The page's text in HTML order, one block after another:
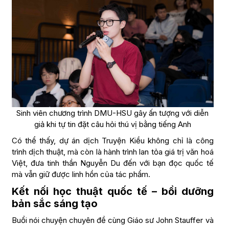
Sinh viên chương trình DMU-HSU gây ấn tượng với diễn
giả khi tự tin đặt câu hỏi thú vị bằng tiếng Anh
Có thể thấy, dự án dịch Truyện Kiều không chỉ là công
trình dịch thuật, mà còn là hành trình lan tỏa giá trị văn hoá
Việt, đưa tinh thần Nguyễn Du đến với bạn đọc quốc tế
mà vẫn giữ được linh hồn của tác phẩm.
Kết nối học thuật quốc tế – bồi dưỡng
bản sắc sáng tạo
Buổi nói chuyện chuyên đề cùng Giáo sư John Stauffer và